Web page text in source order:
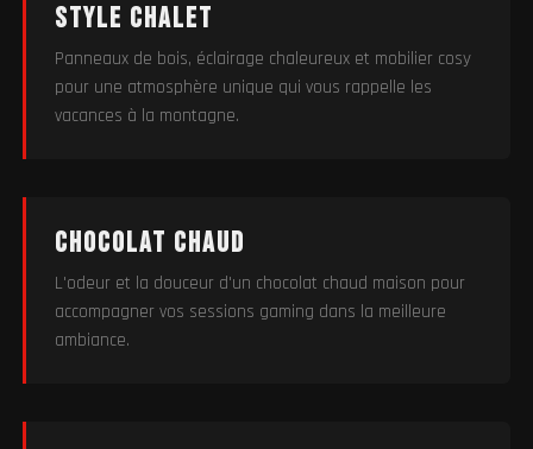
Style chalet
Panneaux de bois, éclairage chaleureux et mobilier cosy
pour une atmosphère unique qui vous rappelle les
vacances à la montagne.
Chocolat chaud
L'odeur et la douceur d'un chocolat chaud maison pour
accompagner vos sessions gaming dans la meilleure
ambiance.